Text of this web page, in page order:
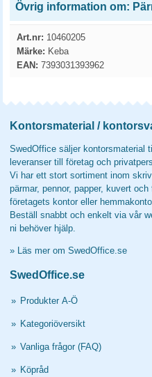
Övrig information om:
Art.nr: 10460205
Märke: Keba
EAN: 7393031393962
Kontorsmaterial /
SwedOffice säljer kontorsmaterial
leveranser till företag och
Vi har ett stort sortiment inom
pärmar, pennor, papper, kuvert
företagets kontor eller
Beställ snabbt och enkelt via vår
ni behöver hjälp.
» Läs mer om SwedOffice.se
SwedOffice.se
» Produkter A-Ö
» Kategoriöversikt
» Vanliga frågor (FAQ)
» Köpråd